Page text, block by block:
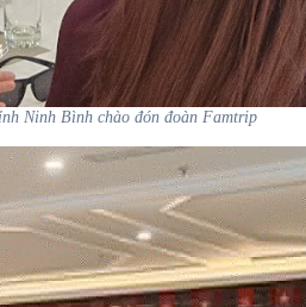
Ninh Bình chào đón đoàn Famtrip